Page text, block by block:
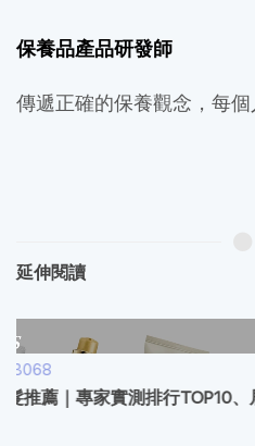
保養品產品研發師
傳遞正確的保養觀念，每個
延伸閱讀
瀏覽數：47805
【6大橘皮緊實霜推薦】2026